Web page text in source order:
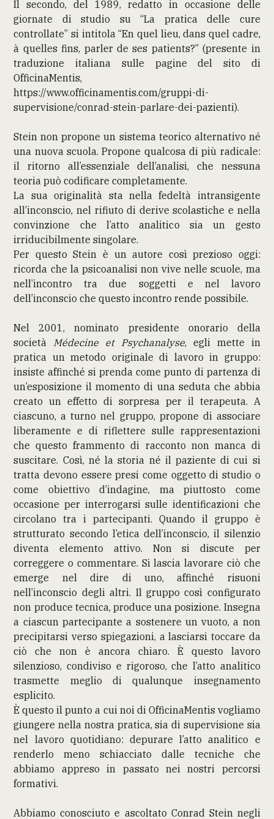
Il secondo, del 1989, redatto in occasione delle
giornate di studio su “La pratica delle cure
controllate” si intitola “En quel lieu, dans quel cadre,
à quelles fins, parler de ses patients?” (presente in
traduzione italiana sulle pagine del sito di
OfficinaMentis,
https://www.officinamentis.com/gruppi-di-
supervisione/conrad-stein-parlare-dei-pazienti).
Stein non propone un sistema teorico alternativo né
una nuova scuola. Propone qualcosa di più radicale:
il ritorno all’essenziale dell’analisi, che nessuna
teoria può codificare completamente.
La sua originalità sta nella fedeltà intransigente
all’inconscio, nel rifiuto di derive scolastiche e nella
convinzione che l’atto analitico sia un gesto
irriducibilmente singolare.
Per questo Stein è un autore così prezioso oggi:
ricorda che la psicoanalisi non vive nelle scuole, ma
nell’incontro tra due soggetti e nel lavoro
dell’inconscio che questo incontro rende possibile.
Nel 2001, nominato presidente onorario della
società Médecine et Psychanalyse, egli mette in
pratica un metodo originale di lavoro in gruppo:
insiste affinché si prenda come punto di partenza di
un’esposizione il momento di una seduta che abbia
creato un effetto di sorpresa per il terapeuta. A
ciascuno, a turno nel gruppo, propone di associare
liberamente e di riflettere sulle rappresentazioni
che questo frammento di racconto non manca di
suscitare. Così, né la storia né il paziente di cui si
tratta devono essere presi come oggetto di studio o
come obiettivo d’indagine, ma piuttosto come
occasione per interrogarsi sulle identificazioni che
circolano tra i partecipanti. Quando il gruppo è
strutturato secondo l’etica dell’inconscio, il silenzio
diventa elemento attivo. Non si discute per
correggere o commentare. Si lascia lavorare ciò che
emerge nel dire di uno, affinché risuoni
nell’inconscio degli altri. Il gruppo così configurato
non produce tecnica, produce una posizione. Insegna
a ciascun partecipante a sostenere un vuoto, a non
precipitarsi verso spiegazioni, a lasciarsi toccare da
ciò che non è ancora chiaro. È questo lavoro
silenzioso, condiviso e rigoroso, che l’atto analitico
trasmette meglio di qualunque insegnamento
esplicito.
È questo il punto a cui noi di OfficinaMentis vogliamo
giungere nella nostra pratica, sia di supervisione sia
nel lavoro quotidiano: depurare l’atto analitico e
renderlo meno schiacciato dalle tecniche che
abbiamo appreso in passato nei nostri percorsi
formativi.
Abbiamo conosciuto e ascoltato Conrad Stein negli